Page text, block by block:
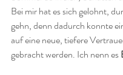
Bei mir hat es sich gelohnt,
gehn, denn dadurch konnte
auf eine neue, tiefere
gebracht werden. Ich nenn es